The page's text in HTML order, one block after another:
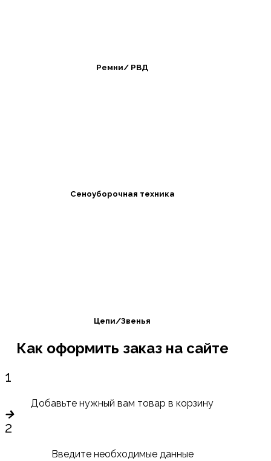
Ремни/ РВД
Сеноуборочная техника
Цепи/Звенья
Как оформить заказ на сайте
1
Добавьте нужный вам товар в корзину
2
Введите необходимые данные